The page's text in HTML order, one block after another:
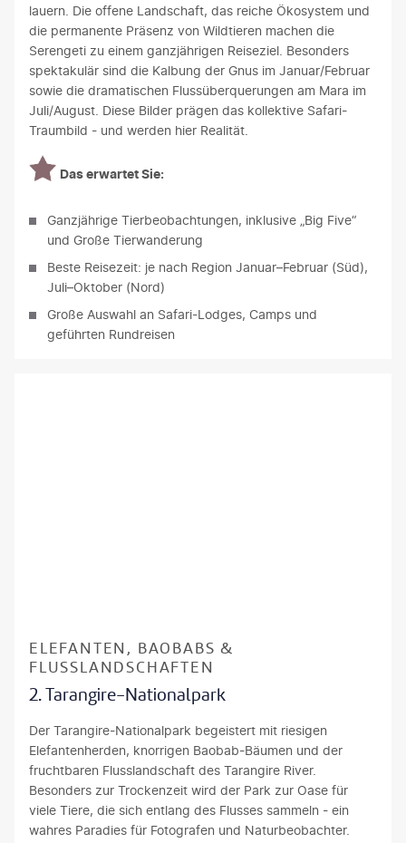
lauern. Die offene Landschaft, das reiche Ökosystem und
die permanente Präsenz von Wildtieren machen die
Serengeti zu einem ganzjährigen Reiseziel. Besonders
spektakulär sind die Kalbung der Gnus im Januar/Februar
sowie die dramatischen Flussüberquerungen am Mara im
Juli/August. Diese Bilder prägen das kollektive Safari-
Traumbild - und werden hier Realität.
Das erwartet Sie:
Ganzjährige Tierbeobachtungen, inklusive „Big Five“
und Große Tierwanderung
Beste Reisezeit: je nach Region Januar–Februar (Süd),
Juli–Oktober (Nord)
Große Auswahl an Safari-Lodges, Camps und
geführten Rundreisen
ELEFANTEN, BAOBABS &
FLUSSLANDSCHAFTEN
2. Tarangire-Nationalpark
Der Tarangire-Nationalpark begeistert mit riesigen
Elefantenherden, knorrigen Baobab-Bäumen und der
fruchtbaren Flusslandschaft des Tarangire River.
Besonders zur Trockenzeit wird der Park zur Oase für
viele Tiere, die sich entlang des Flusses sammeln - ein
wahres Paradies für Fotografen und Naturbeobachter.